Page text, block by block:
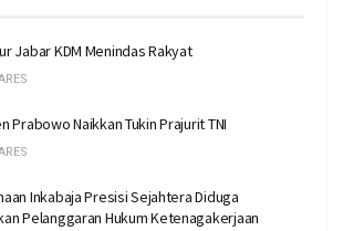
Jabar KDM Menindas Rakyat
Prabowo Naikkan Tukin Prajurit TNI
Inkabaja Presisi Sejahtera Diduga
Pelanggaran Hukum Ketenagakerjaan